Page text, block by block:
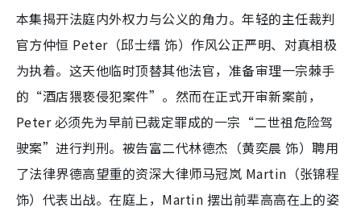
本集揭开法庭内外权力与公义的角力。年轻的主任裁判
官方仲恒 Peter（邱士缙 饰）作风公正严明、对真相极
为执着。这天他临时顶替其他法官，准备审理一宗棘手
的“酒店猥亵侵犯案件”。然而在正式开审新案前，
Peter 必须先为早前已裁定罪成的一宗“二世祖危险驾
驶案”进行判刑。被告富二代林德杰（黄奕晨 饰）聘用
了法律界德高望重的资深大律师马冠岚 Martin（张锦程
饰）代表出战。在庭上，Martin 摆出前辈高高在上的姿